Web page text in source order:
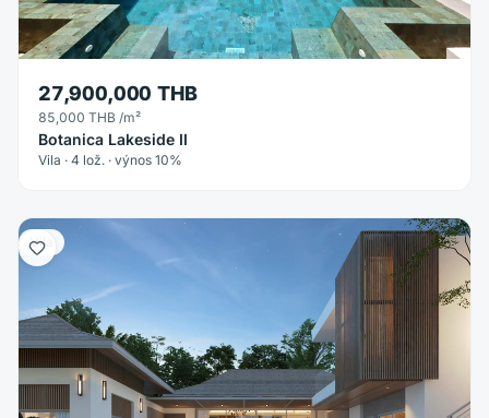
27,900,000 THB
85,000 THB /m²
Botanica Lakeside II
Vila · 4 lož. · výnos 10%
Vila